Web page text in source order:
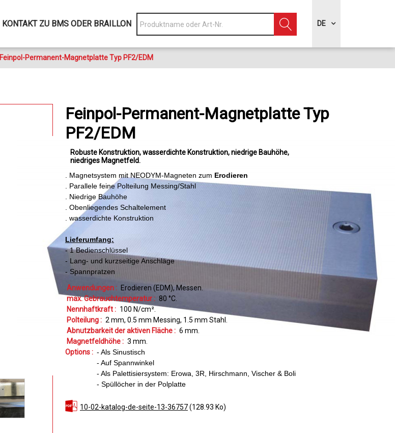
KONTAKT ZU BMS ODER BRAILLON DE
Feinpol-Permanent-Magnetplatte Typ PF2/EDM
Feinpol-Permanent-Magnetplatte Typ
PF2/EDM
Robuste Konstruktion wasserdichte Konstruktion niedrige Bauhöhe
niedriges Magnetfeld
. Magnetsystem mit NEODYM-Magneten zum Erodieren
. Parallele feine Polteilung Messing/Stahl
. Niedrige Bauhöhe
. Obenliegendes Schaltelement
. wasserdichte Konstruktion
Lieferumfang:
- 1 Bedienschlüssel
- Lang- und kurzseitige Anschläge
- Spannpratzen
Anwendungen : Erodieren (EDM) Messen
max. Gebrauchtemperatur : 80 °C
Nennhaftkraft : 100 N/cm²
Polteilung : 2 mm 0.5 mm Messing 1.5 mm Stahl
Abnutzbarkeit der aktiven Fläche : 6 mm
Magnetfeldhöhe : 3 mm
Options : - Als Sinustisch
- Auf Spannwinkel
- Als Palettisiersystem: Erowa, 3R, Hirschmann, Vischer & Boli
- Spüllöcher in der Polplatte
10-02-katalog-de-seite-13-36757(128.93 Ko)